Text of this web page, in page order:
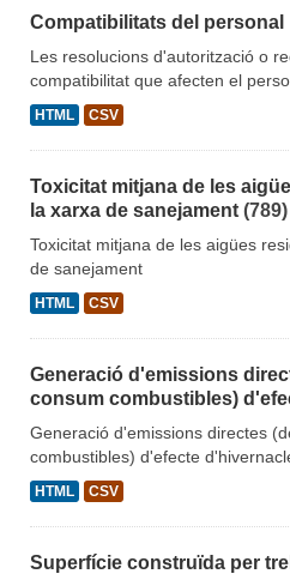
Compatibilitats del personal
Les resolucions d'autorització o
compatibilitat que afecten el
HTML CSV
Toxicitat mitjana de les
la xarxa de sanejament (789)
Toxicitat mitjana de les aigües
de sanejament
HTML CSV
Generació d'emissions
consum combustibles)
Generació d'emissions directes
combustibles) d'efecte
HTML CSV
Superfície construïda per